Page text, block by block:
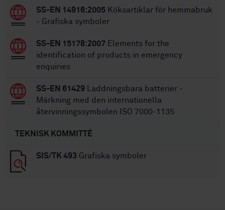
SS-EN 14916:2005 Köksartiklar för hemmabruk
- Grafiska symboler
SS-EN 15178:2007 Elements for the
identification of products in emergency
enquiries
SS-EN 61429 Laddningsbara batterier -
Märkning med den internationella
återvinningssymbolen ISO 7000-1135
TEKNISK KOMMITTÉ
SIS/TK 493 Grafiska symboler